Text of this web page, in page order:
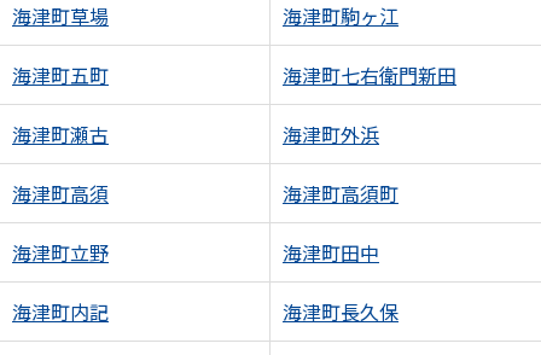
海津町草場 海津町駒ヶ江
海津町五町 海津町七右衛門新田
海津町瀬古 海津町外浜
海津町高須 海津町高須町
海津町立野 海津町田中
海津町内記 海津町長久保